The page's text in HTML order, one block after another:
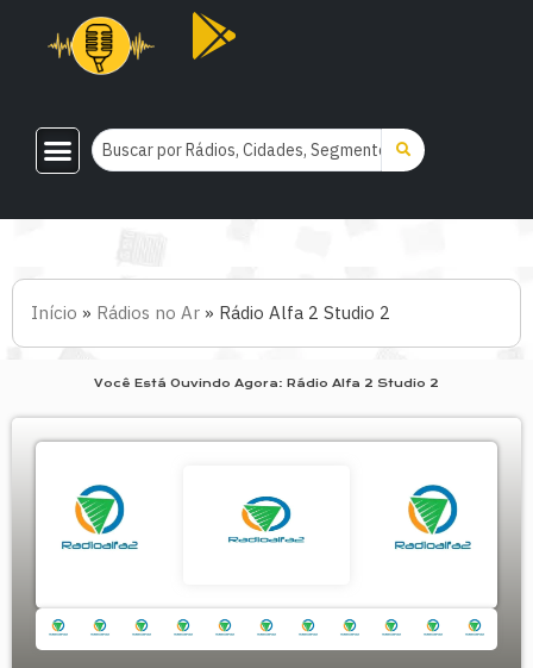
Início » Rádios no Ar » Rádio Alfa 2 Studio 2
Você Está Ouvindo Agora: Rádio Alfa 2 Studio 2